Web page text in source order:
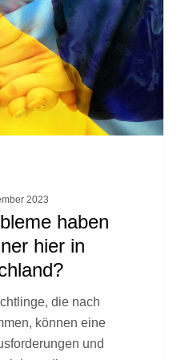
Ukrainer
hier
in
Deutschland?
2023
haben
hier in
die nach
können eine
und